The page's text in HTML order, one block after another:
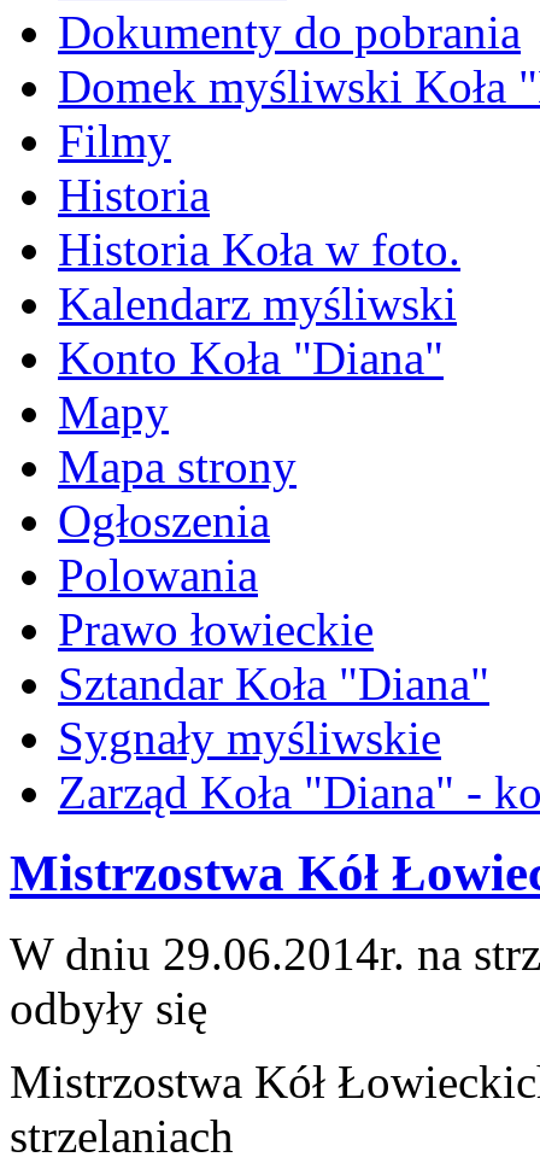
Dokumenty do pobrania
Domek myśliwski Koła
Filmy
Historia
Historia Koła w foto.
Kalendarz myśliwski
Konto Koła "Diana"
Mapy
Mapa strony
Ogłoszenia
Polowania
Prawo łowieckie
Sztandar Koła "Diana"
Sygnały myśliwskie
Zarząd Koła "Diana" -
Mistrzostwa Kół
W dniu 29.06.2014r. na
odbyły się
Mistrzostwa Kół
strzelaniach